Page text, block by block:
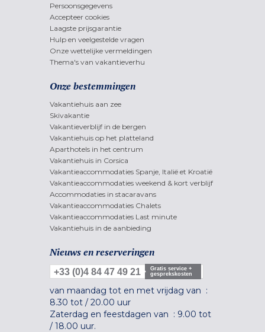
Persoonsgegevens
Accepteer cookies
Laagste prijsgarantie
Hulp en veelgestelde vragen
Onze wettelijke vermeldingen
Thema's van vakantieverhu
Onze bestemmingen
Vakantiehuis aan zee
Skivakantie
Vakantieverblijf in de bergen
Vakantiehuis op het platteland
Aparthotels in het centrum
Vakantiehuis in Corsica
Vakantieaccommodaties Spanje, Italië et Kroatië
Vakantieaccommodaties weekend & kort verblijf
Accommodaties in stacaravans
Vakantieaccommodaties Chalets
Vakantieaccommodaties Last minute
Vakantiehuis in de aanbieding
Nieuws en reserveringen
+33 (0)4 84 47 49 21
Gratis service +
gesprekskosten
van maandag tot en met vrijdag van :
8.30 tot / 20.00 uur
Zaterdag en feestdagen van : 9.00 tot
/ 18.00 uur.